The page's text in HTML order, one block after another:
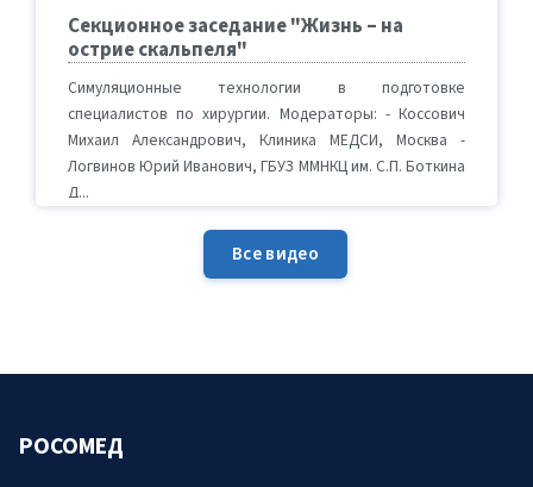
Секционное заседание "Жизнь – на
острие скальпеля"
Симуляционные технологии в подготовке
специалистов по хирургии. Модераторы: - Коссович
Михаил Александрович, Клиника МЕДСИ, Москва -
Логвинов Юрий Иванович, ГБУЗ ММНКЦ им. С.П. Боткина
Д...
Все видео
РОСОМЕД